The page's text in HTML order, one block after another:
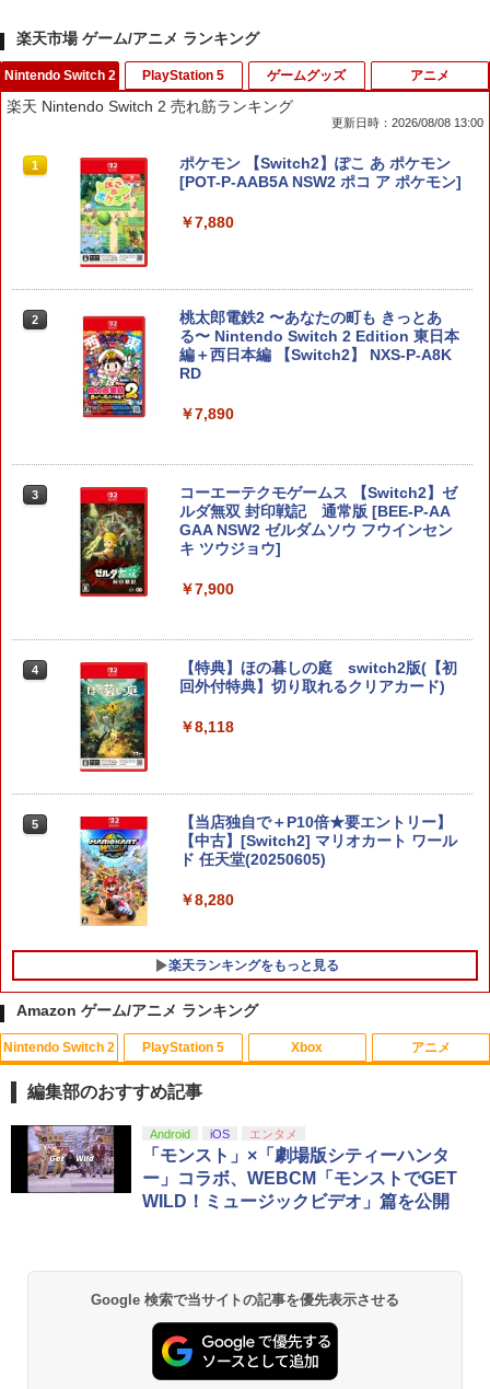
楽天市場 ゲーム/アニメ ランキング
Nintendo Switch 2
楽天 Nintendo Switch 2 売れ筋ランキング
更新日時：2026/08/08 13:00
1
ポケモン 【Switch2】ぽこ あ ポケモン
[POT-P-AAB5A NSW2 ポコ ア ポケモン]
￥7,880
2
桃太郎電鉄2 〜あなたの町も きっとあ
る〜 Nintendo Switch 2 Edition 東日本
編＋西日本編 【Switch2】 NXS-P-A8K
RD
￥7,890
3
コーエーテクモゲームス 【Switch2】ゼ
ルダ無双 封印戦記 通常版 [BEE-P-AA
GAA NSW2 ゼルダムソウ フウインセン
キ ツウジョウ]
￥7,900
4
【特典】ほの暮しの庭 switch2版(【初
回外付特典】切り取れるクリアカード)
￥8,118
5
【当店独自で＋P10倍★要エントリー】
【中古】[Switch2] マリオカート ワール
ド 任天堂(20250605)
￥8,280
楽天ランキングをもっと見る
PlayStation 5
1
鬼エイム 指サック ゲーム スマホ ゲーミ
ング FPS 音ゲー 荒野行動 PUBG Apex
CoD 高感度 銀繊維 手汗対策 鬼サック 6
￥1,280
ルプレイング・ゲーム
ゲームグッズ
1 【中古】グレイテストナイン
￥845
2
【中古】Splatoon 2 (スプラトゥーン2)
- Switch
アクラス｜Aclass FC/SFC/NEWFC/PC
E/MD用 ACアダプタVer.2 SASP-0311
アニメ
1
【中古】2．カンフー・パンダ 3Dスーパ
ーセット 【ブルーレイ】／ジャック・ブ
ラックブルーレイ／海外アニメ・定番ス
￥789
ンタル落ち
Amazon ゲーム/アニメ ランキング
Nintendo Switch 2
1
スプラトゥーン レイダース|オンライン
コード版
￥5,832
スプラトゥーン レイダース -Switch2
PlayStation 5
1
PlayStation 5 デジタル・エディション
日本語専用 Console Language: Japan
ese only (CFI-2200B01)
￥55,000
Beast of Reincarnation -PS5 【特典】
プロダクトコード 封入
￥7,286
Xbox
1
【純正品】Xbox ワイヤレス コントロー
ラー + USB-C® ケーブル
￥8,300
2
【純正品】Xbox ワイヤレス コントロー
ラー (ロボット ホワイト)
￥7,681
アニメ
1
劇場版「鬼滅の刃」無限城編 第一章 猗
窩座再来 通常版 [Blu-ray]
￥3,982
劇場版「鬼滅の刃」無限城編 第一章 猗
窩座再来 通常版 [DVD]
￥3,523
編集部のおすすめ記事
Android iOS エンタメ
「モンスト」×「劇場版シティーハンタ
ー」コラボ、WEBCM「モンストでGET
WILD！ミュージックビデオ」篇を公開
Google 検索で当サイトの記事を優先表示させる